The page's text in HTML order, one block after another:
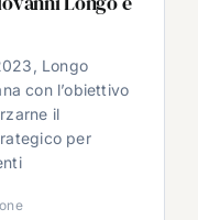
Longo
con l’obiettivo
il
per